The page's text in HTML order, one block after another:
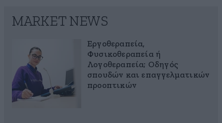
MARKET NEWS
Εργοθεραπεία,
Φυσικοθεραπεία ή
Λογοθεραπεία; Οδηγός
σπουδών και επαγγελματικών
προοπτικών